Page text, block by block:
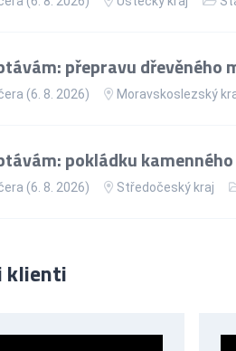
přepravu dřevěného
(6. 8. 2026) Moravskoslezský
pokládku
(6. 8. 2026) Středočeský kraj
klienti